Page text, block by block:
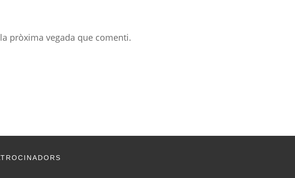
pròxima vegada que comenti.